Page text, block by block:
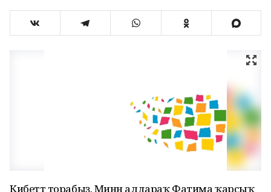
Кибеттә торабыҙ. Минән алдараҡ Фатима ҡарсыҡ